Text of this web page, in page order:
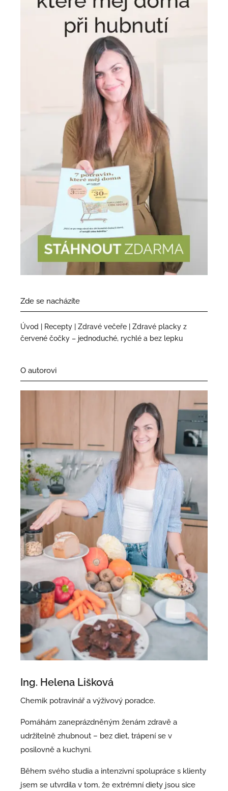
Zde se nacházíte
Úvod Recepty Zdravé večeře
Zdravé placky z
červené čočky – jednoduché, rychlé a bez lepku
O autorovi
Ing. Helena Lišková
Chemik potravinář a výživový poradce.
Pomáhám zaneprázdněným ženám zdravě a
udržitelně zhubnout – bez diet, trápení se v
posilovně a kuchyni.
Během svého studia a intenzivní spolupráce s klienty
jsem se utvrdila v tom, že extrémní diety jsou sice